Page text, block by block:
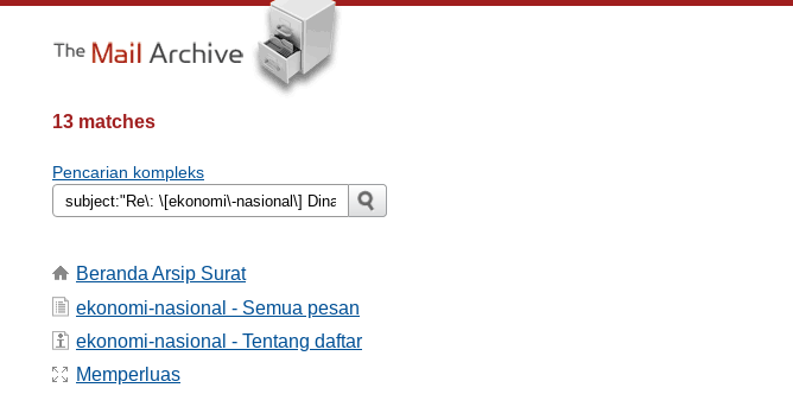
13 matches
Pencarian kompleks
Beranda Arsip Surat
ekonomi-nasional - Semua pesan
ekonomi-nasional - Tentang daftar
Memperluas